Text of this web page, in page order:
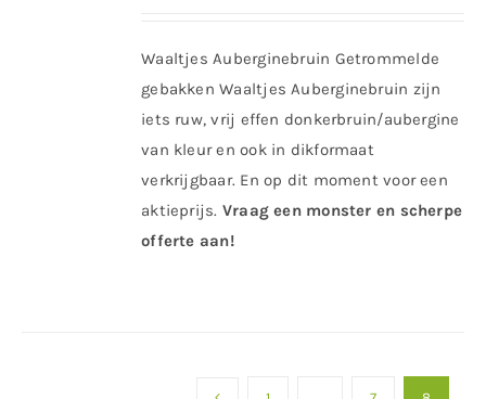
Waaltjes Auberginebruin Getrommelde
gebakken Waaltjes Auberginebruin zijn
iets ruw, vrij effen donkerbruin/aubergine
van kleur en ook in dikformaat
verkrijgbaar. En op dit moment voor een
aktieprijs. Vraag een monster en scherpe
offerte aan!